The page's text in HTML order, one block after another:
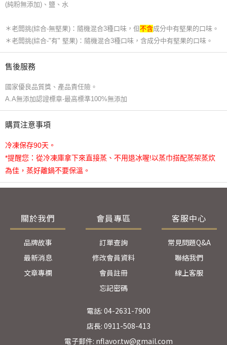
(純粉無添加)、鹽、水
＊老闆挑(綜合-無堅果)：隨機混合3種口味，但不含成分中有堅果的口味。
＊老闆挑(綜合-"有" 堅果)：隨機混合3種口味，含成分中有堅果的口味。
售後服務
國家優良品質獎、產品責任險。
A.A無添加認證標章-最高標準100%無添加
購買注意事項
冷凍保存90天。
*提醒您：從冷凍庫拿下來直接蒸、不用退冰喔!以蒸巾搭配蒸架蒸炊
為佳，蒸好離鍋不要保溫。
關於我們
品牌故事
最新消息
文章專欄
會員專區
訂單查詢
修改會員資料
會員註冊
忘記密碼
客服中心
常見問題Q&A
聯絡我們
線上客服
電話: 04-2631-7900
店長: 0911-508-413
電子郵件: nflavor.tw@gmail.com